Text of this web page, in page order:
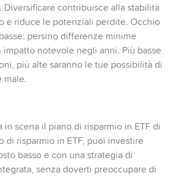
contribuisce alla stabilità
e riduce le potenziali perdite. Occhio
persino differenze minime
impatto notevole negli anni. Più basse
più alte saranno le tue possibilità di
male.
in scena il piano di risparmio in ETF di
di risparmio in ETF, puoi investire
basso e con una strategia di
senza doverti preoccupare di